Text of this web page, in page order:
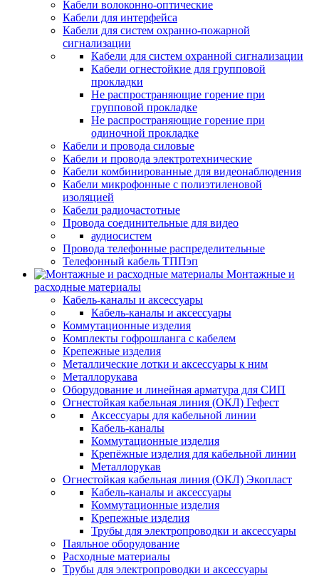
Кабели волоконно-оптические
Кабели для интерфейса
Кабели для систем охранно-пожарной
сигнализации
Кабели для систем охранной сигнализации
Кабели огнестойкие для групповой
прокладки
Не распространяющие горение при
групповой прокладке
Не распространяющие горение при
одиночной прокладке
Кабели и провода силовые
Кабели и провода электротехнические
Кабели комбинированные для видеонаблюдения
Кабели микрофонные с полиэтиленовой
изоляцией
Кабели радиочастотные
Провода соединительные для видео
аудиосистем
Провода телефонные распределительные
Телефонный кабель ТППэп
Монтажные и
расходные материалы
Кабель-каналы и аксессуары
Кабель-каналы и аксессуары
Коммутационные изделия
Комплекты гофрошланга с кабелем
Крепежные изделия
Металлические лотки и аксессуары к ним
Металлорукава
Оборудование и линейная арматура для СИП
Огнестойкая кабельная линия (ОКЛ) Гефест
Аксессуары для кабельной линии
Кабель-каналы
Коммутационные изделия
Крепёжные изделия для кабельной линии
Металлорукав
Огнестойкая кабельная линия (ОКЛ) Экопласт
Кабель-каналы и аксессуары
Коммутационные изделия
Крепежные изделия
Трубы для электропроводки и аксессуары
Паяльное оборудование
Расходные материалы
Трубы для электропроводки и аксессуары